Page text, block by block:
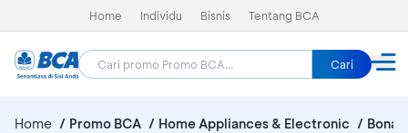
Home Individu Bisnis Tentang BCA
Cari
Home Promo BCA Home Appliances & Electronic